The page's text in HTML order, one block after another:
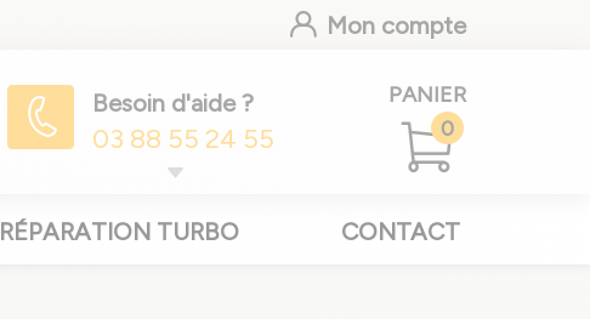
Mon compte
Besoin d'aide ?
03 88 55 24 55
PANIER
0
RÉPARATION TURBO CONTACT